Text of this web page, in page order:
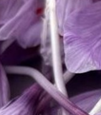
Херсона,
Херсонщини,